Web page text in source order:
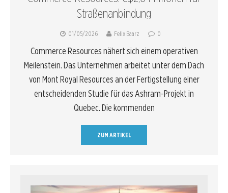
Straßenanbindung
01/05/2026 Felix Baarz 0
Commerce Resources nähert sich einem operativen
Meilenstein. Das Unternehmen arbeitet unter dem Dach
von Mont Royal Resources an der Fertigstellung einer
entscheidenden Studie für das Ashram-Projekt in
Quebec. Die kommenden
ZUM ARTIKEL